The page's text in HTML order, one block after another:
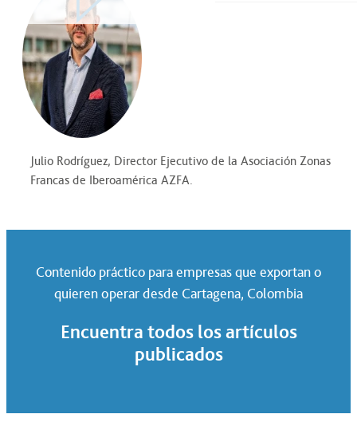
Julio Rodríguez, Director Ejecutivo de la Asociación Zonas
Francas de Iberoamérica AZFA.
Contenido práctico para empresas que exportan o
quieren operar desde Cartagena, Colombia
Encuentra todos los artículos
publicados